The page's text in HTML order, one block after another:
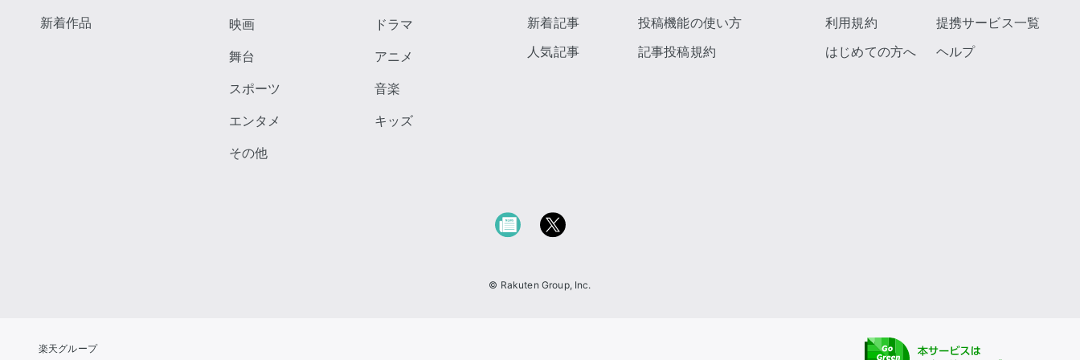
新着作品
映画
舞台
スポーツ
エンタメ
その他
ドラマ
アニメ
音楽
キッズ
新着記事
人気記事
投稿機能の使い方
記事投稿規約
利用規約
はじめての方へ
提携サービス一覧
ヘルプ
© Rakuten Group, Inc.
楽天グループ